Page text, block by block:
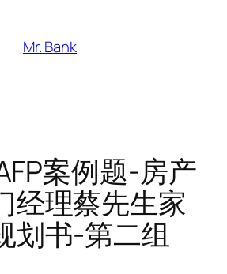
Mr. Bank
案例题-房产
经理蔡先生家
划书-第二组